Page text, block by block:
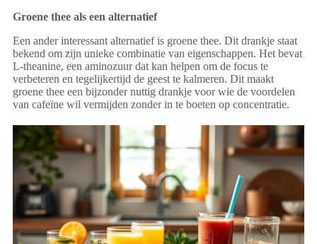
Groene thee als een alternatief
Een ander interessant alternatief is groene thee. Dit drankje staat
bekend om zijn unieke combinatie van eigenschappen. Het bevat
L-theanine, een aminozuur dat kan helpen om de focus te
verbeteren en tegelijkertijd de geest te kalmeren. Dit maakt
groene thee een bijzonder nuttig drankje voor wie de voordelen
van cafeïne wil vermijden zonder in te boeten op concentratie.